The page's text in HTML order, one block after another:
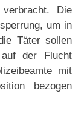
Die
um in
Täter sollen
auf der Flucht
mit
bezogen